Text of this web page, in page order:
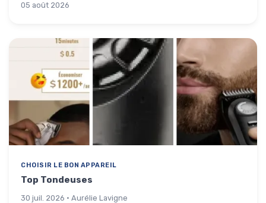
05 août 2026
CHOISIR LE BON APPAREIL
Top Tondeuses
30 juil. 2026 · Aurélie Lavigne